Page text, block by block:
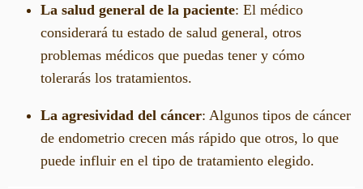
La salud general de la paciente: El médico
considerará tu estado de salud general, otros
problemas médicos que puedas tener y cómo
tolerarás los tratamientos.
La agresividad del cáncer: Algunos tipos de cáncer
de endometrio crecen más rápido que otros, lo que
puede influir en el tipo de tratamiento elegido.